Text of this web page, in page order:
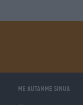
Me autamme sinua